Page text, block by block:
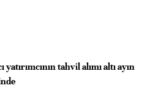
yatırımcının tahvil alımı altı ayın